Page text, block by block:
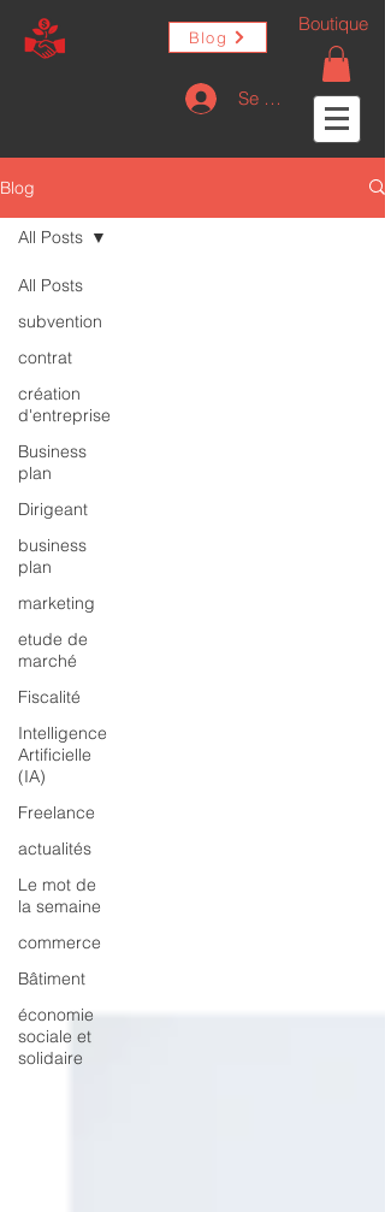
Blog
Se connecter
Boutique
Blog
All Posts
subvention
contrat
création
d'entreprise
Business
plan
Dirigeant
business
plan
marketing
etude de
marché
Fiscalité
Intelligence
Artificielle
(IA)
Freelance
actualités
Le mot de
la semaine
commerce
Bâtiment
économie
sociale et
solidaire
All Posts